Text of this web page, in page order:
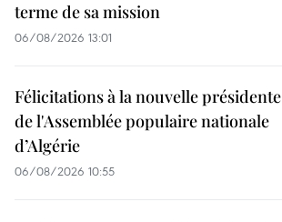
terme de sa mission
06/08/2026 13:01
Félicitations à la nouvelle présidente
de l'Assemblée populaire nationale
d’Algérie
06/08/2026 10:55